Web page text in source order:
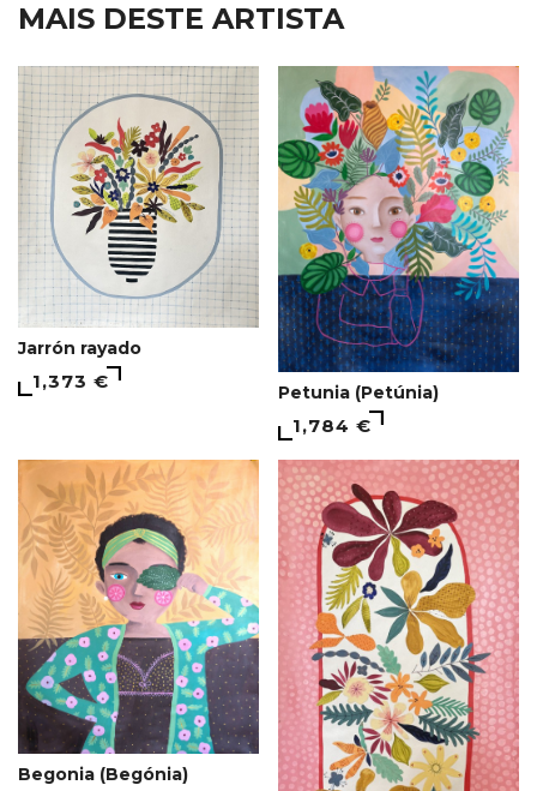
MAIS DESTE ARTISTA
Jarrón rayado
1,373 €
Petunia (Petúnia)
1,784 €
Begonia (Begónia)